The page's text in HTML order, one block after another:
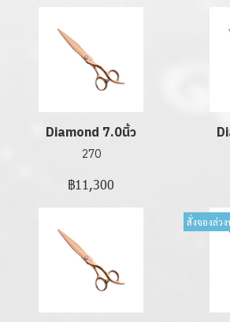
Diamond 7.0นิ้ว
270
฿11,300
สั่งจองล่ว